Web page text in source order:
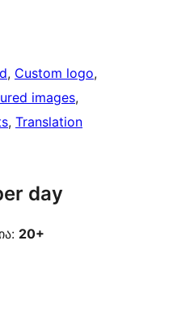
, Custom logo
images
, Translation
day
20+